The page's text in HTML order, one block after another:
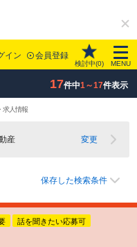
イン 会員登録
検討中(0) MENU
17件中1～17件表示
求人情報
産 変更
保存した検索条件
話を聞きたい応募可